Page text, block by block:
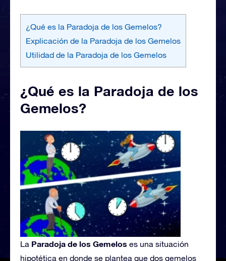
¿Qué es la Paradoja de los Gemelos?
Explicación de la Paradoja de los Gemelos
Utilidad de la Paradoja de los Gemelos
¿Qué es la Paradoja de los
Gemelos?
La Paradoja de los Gemelos es una situación
hipotética en donde se plantea que dos gemelos